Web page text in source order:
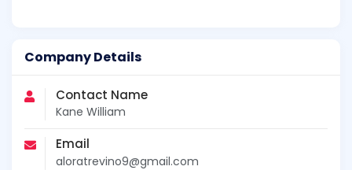
Company Details
Contact Name
Kane William
Email
aloratrevino9@gmail.com